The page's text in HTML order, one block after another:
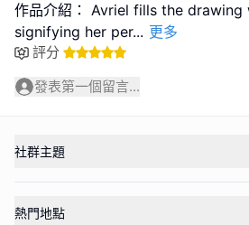
作品介紹： Avriel fills the
signifying her per... 更多
評分
發表第一個留言...
社群主題
熱門地點